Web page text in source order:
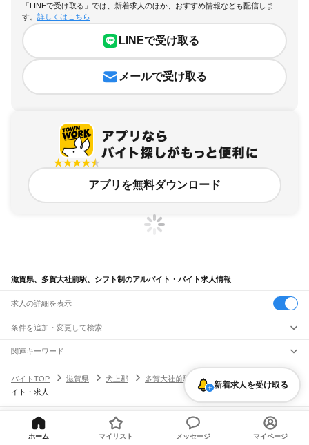
「LINEで受け取る」では、新着求人のほか、おすすめ情報なども配信しま
す。 詳しくはこちら
LINEで受け取る
メールで受け取る
アプリを無料ダウンロード
滋賀県、多賀大社前駅、シフト制のアルバイト・バイト求人情報
求人の詳細を表示
条件を追加・変更して検索
市区町村を追加・変更
滋賀県すべて
大津市
栗東市甲賀市
駅を追加・変更
JR東海道本線(岐阜～美濃赤坂・米原)
柏原駅 近江長岡駅 醒ケ井駅 米原駅
職種を追加・変更
飲食・フードサービス
飲食・フードサービス
すべて
ホールスタッフ
キッチンスタッフ 皿洗い・洗い場精肉・鮮魚加工 給食調理
特徴を追加・変更
人気
関連キーワード
ガチャガチャ犬カフェ
バイトTOP
滋賀県 犬上郡 多賀大社前駅
シフト制のアルバイト・バ
イト・求人
新着求人を受け取る
ヘルプ・お問い合わせ サイトマップ
利用規約・プライバシーポリシー
[企業]求人広告の掲載相談
ホーム マイリスト メッセージ マイページ